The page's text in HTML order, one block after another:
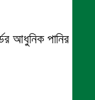
আধুনিক পানির